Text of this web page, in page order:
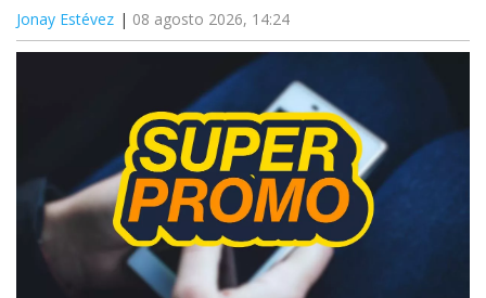
Jonay Estévez 08 agosto 2026, 14:24